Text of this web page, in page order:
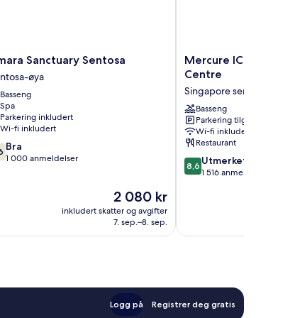
Sanctuary Sentosa
øya
Basseng
Spa
Parkering inkludert
Wi-fi inkludert
Bra
1 000 anmeldelser
Prisen
er
2 080 kr
2 080 kr
inkludert skatter og avgifter
7. sep.–8. sep.
Mercure
ICON
City
Centre
Singapore
sentrum
Mercure ICON
Centre
Singapore sentrum
Basseng
Parkering tilgjengelig
Wi-fi inkludert
Restaurant
8.6
av
8,6 Utmerket
1 516 anmeldelser
Logg på Registrer deg gratis